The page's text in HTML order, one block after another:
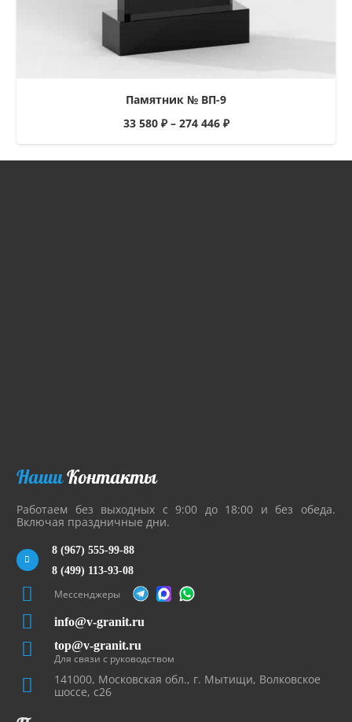
Памятник № ВП-9
33 580 ₽– 274 446 ₽
НашиКонтакты
Работаем без выходных с 9:00 до 18:00 и без обеда.
Включая праздничные дни.
8 (967) 555-99-88
8 (499) 113-93-08
Мессенджеры
info@v-granit.ru
top@v-granit.ru
Для связи с руководством
141000, Московская обл., г. Мытищи, Волковское
шоссе, с26